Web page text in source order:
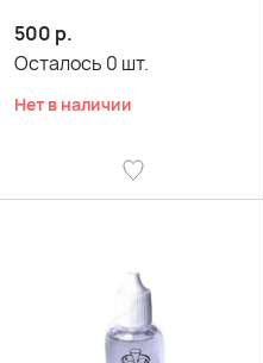
500 р.
Осталось 0 шт.
Нет в наличии